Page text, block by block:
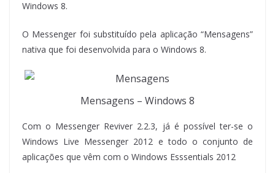
Windows 8.
O Messenger foi substituído pela aplicação “Mensagens”
nativa que foi desenvolvida para o Windows 8.
Mensagens – Windows 8
Com o Messenger Reviver 2.2.3, já é possível ter-se o
Windows Live Messenger 2012 e todo o conjunto de
aplicações que vêm com o Windows Esssentials 2012